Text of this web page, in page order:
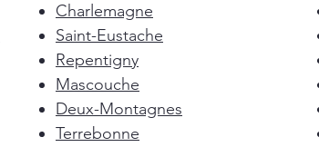
Charlemagne
Saint-Eustache
Repentigny
Mascouche
Deux-Montagnes
Terrebonne